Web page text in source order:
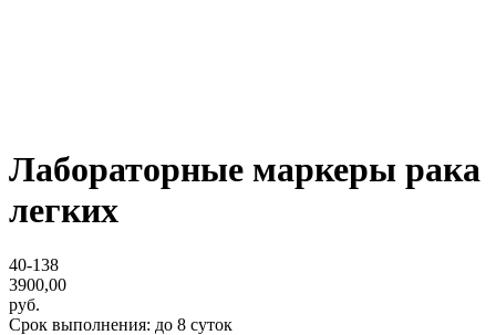
Лабораторные маркеры рака
легких
40-138
3900,00
руб.
Срок выполнения: до 8 суток